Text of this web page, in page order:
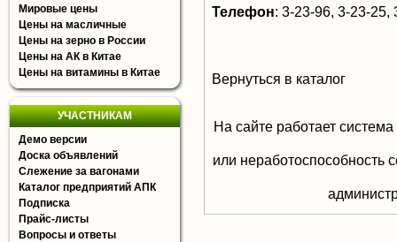
Мировые цены
Цены на масличные
Цены на зерно в России
Цены на АК в Китае
Цены на витамины в Китае
УЧАСТНИКАМ
Демо версии
Доска объявлений
Слежение за вагонами
Каталог предприятий АПК
Подписка
Прайс-листы
Вопросы и ответы
Телефон: 3-23-96, 3-23-25,
Вернуться в каталог
На сайте работает
или неработоспособность